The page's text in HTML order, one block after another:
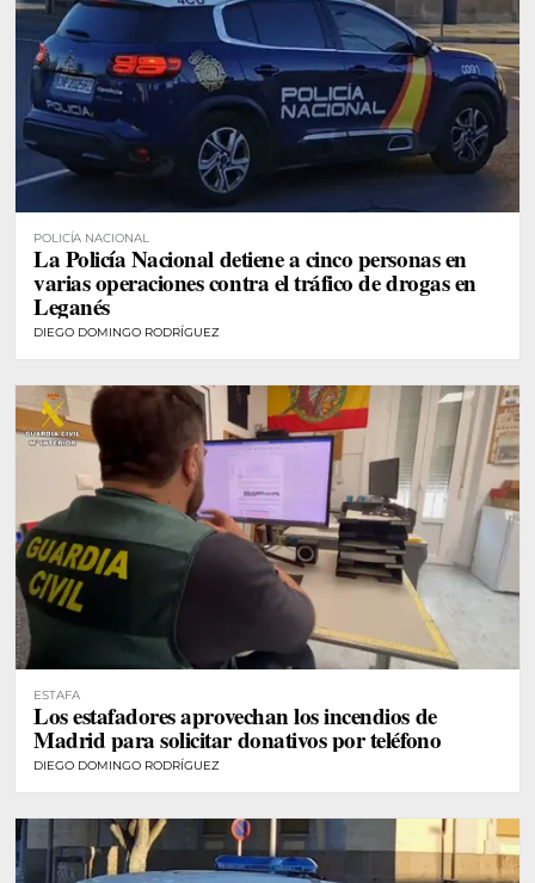
POLICÍA NACIONAL
La Policía Nacional detiene a cinco personas en
varias operaciones contra el tráfico de drogas en
Leganés
DIEGO DOMINGO RODRÍGUEZ
ESTAFA
Los estafadores aprovechan los incendios de
Madrid para solicitar donativos por teléfono
DIEGO DOMINGO RODRÍGUEZ